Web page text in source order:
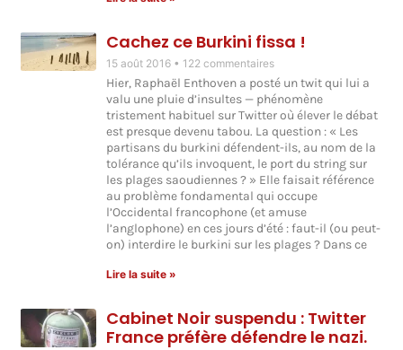
Cachez ce Burkini fissa !
15 août 2016 122 commentaires
Hier, Raphaël Enthoven a posté un twit qui lui a
valu une pluie d’insultes — phénomène
tristement habituel sur Twitter où élever le débat
est presque devenu tabou. La question : « Les
partisans du burkini défendent-ils, au nom de la
tolérance qu’ils invoquent, le port du string sur
les plages saoudiennes ? » Elle faisait référence
au problème fondamental qui occupe
l’Occidental francophone (et amuse
l’anglophone) en ces jours d’été : faut-il (ou peut-
on) interdire le burkini sur les plages ? Dans ce
Lire la suite »
Cabinet Noir suspendu : Twitter
France préfère défendre le nazi.